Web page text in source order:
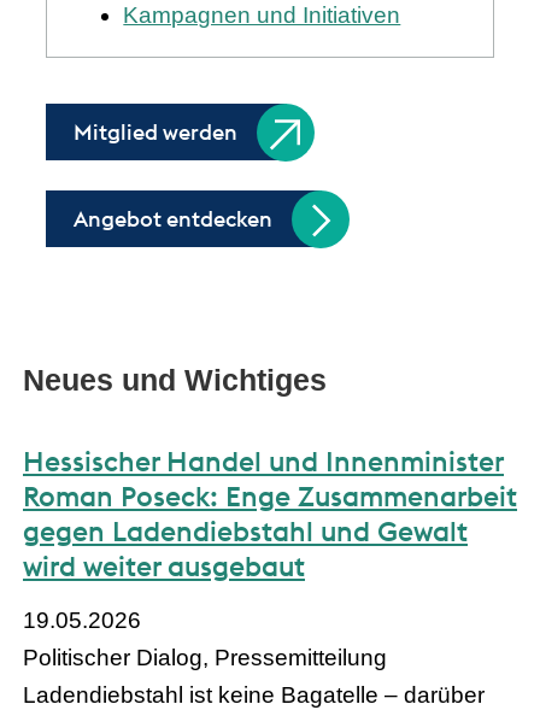
Kampagnen und Initiativen
Mitglied werden
Angebot entdecken
Neues und Wichtiges
Hessischer Handel und Innenminister
Roman Poseck: Enge Zusammenarbeit
gegen Ladendiebstahl und Gewalt
wird weiter ausgebaut
19.05.2026
Politischer Dialog, Pressemitteilung
Ladendiebstahl ist keine Bagatelle – darüber